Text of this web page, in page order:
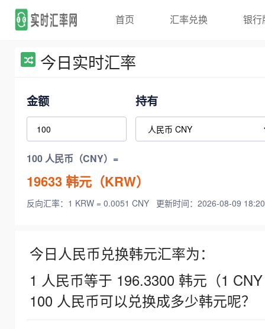
首页 汇率兑换 银行
今日实时汇率
金额 持有
100 人民币（CNY）=
19633韩元（KRW）
反向汇率：1 KRW = 0.0051 CNY 更新时间：2026-08-09
今日人民币兑换韩元汇率为：
1 人民币等于 196.3300 韩元（1
100 人民币可以兑换成多少韩元呢？